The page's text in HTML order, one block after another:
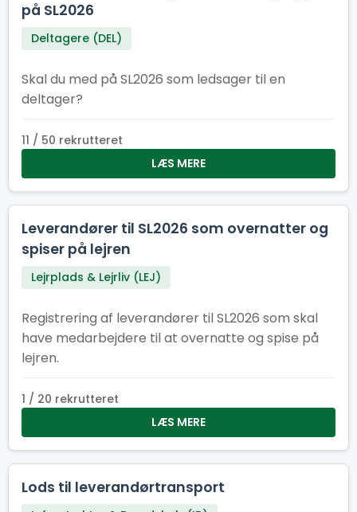
på SL2026
Deltagere (DEL)
Skal du med på SL2026 som ledsager til en
deltager?
11 / 50 rekrutteret
LÆS MERE
Leverandører til SL2026 som overnatter og
spiser på lejren
Lejrplads & Lejrliv (LEJ)
Registrering af leverandører til SL2026 som skal
have medarbejdere til at overnatte og spise på
lejren.
1 / 20 rekrutteret
LÆS MERE
Lods til leverandørtransport